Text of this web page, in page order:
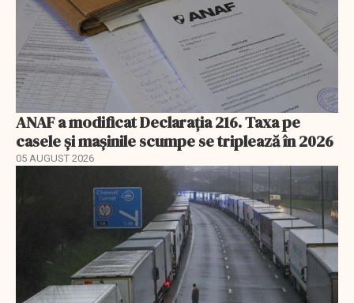
ANAF a modificat Declarația 216. Taxa pe
casele și mașinile scumpe se triplează în 2026
05 AUGUST 2026